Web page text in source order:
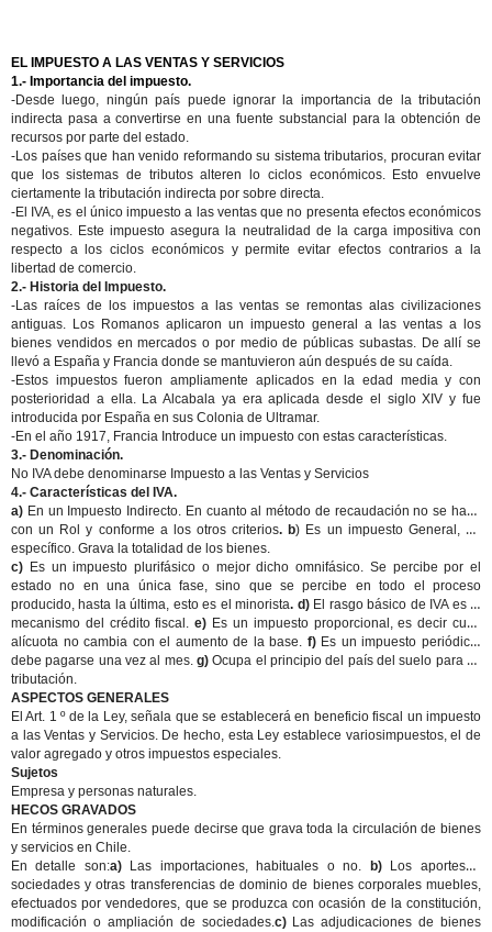
EL IMPUESTO A LAS VENTAS Y SERVICIOS
1.- Importancia del impuesto.
-Desde luego, ningún país puede ignorar la importancia de la tributación
indirecta pasa a convertirse en una fuente substancial para la obtención de
recursos por parte del estado.
-Los países que han venido reformando su sistema tributarios, procuran evitar
que los sistemas de tributos alteren lo ciclos económicos. Esto envuelve
ciertamente la tributación indirecta por sobre directa.
-El IVA, es el único impuesto a las ventas que no presenta efectos económicos
negativos. Este impuesto asegura la neutralidad de la carga impositiva con
respecto a los ciclos económicos y permite evitar efectos contrarios a la
libertad de comercio.
2.- Historia del Impuesto.
-Las raíces de los impuestos a las ventas se remontas alas civilizaciones
antiguas. Los Romanos aplicaron un impuesto general a las ventas a los
bienes vendidos en mercados o por medio de públicas subastas. De allí se
llevó a España y Francia donde se mantuvieron aún después de su caída.
-Estos impuestos fueron ampliamente aplicados en la edad media y con
posterioridad a ella. La Alcabala ya era aplicada desde el siglo XIV y fue
introducida por España en sus Colonia de Ultramar.
-En el año 1917, Francia Introduce un impuesto con estas características.
3.- Denominación.
No IVA debe denominarse Impuesto a las Ventas y Servicios
4.- Características del IVA.
a) En un Impuesto Indirecto. En cuanto al método de recaudación no se hace
con un Rol y conforme a los otros criterios. b) Es un impuesto General, no
específico. Grava la totalidad de los bienes.
c) Es un impuesto plurifásico o mejor dicho omnifásico. Se percibe por el
estado no en una única fase, sino que se percibe en todo el proceso
producido, hasta la última, esto es el minorista. d)El rasgo básico de IVA es el
mecanismo del crédito fiscal.e) Es un impuesto proporcional, es decir cuya
alícuota no cambia con el aumento de la base. f) Es un impuesto periódico,
debe pagarse una vez al mes. g)Ocupa el principio del país del suelo para su
tributación.
ASPECTOS GENERALES
El Art. 1 º de la Ley, señala que se establecerá en beneficio fiscal un impuesto
a las Ventas y Servicios. De hecho, esta Ley establece variosimpuestos, el de
valor agregado y otros impuestos especiales.
Sujetos
Empresa y personas naturales.
HECOS GRAVADOS
En términos generales puede decirse que grava toda la circulación de bienes
y servicios en Chile.
En detalle son:a)Las importaciones, habituales o no. b)Los aportes a
sociedades y otras transferencias de dominio de bienes corporales muebles,
efectuados por vendedores, que se produzca con ocasión de la constitución,
modificación o ampliación de sociedades.c)Las adjudicaciones de bienes